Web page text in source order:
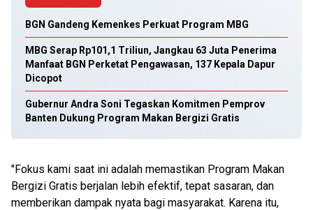
BGN Gandeng Kemenkes Perkuat Program MBG
MBG Serap Rp101,1 Triliun, Jangkau 63 Juta Penerima
Manfaat BGN Perketat Pengawasan, 137 Kepala Dapur
Dicopot
Gubernur Andra Soni Tegaskan Komitmen Pemprov
Banten Dukung Program Makan Bergizi Gratis
"Fokus kami saat ini adalah memastikan Program Makan
Bergizi Gratis berjalan lebih efektif, tepat sasaran, dan
memberikan dampak nyata bagi masyarakat. Karena itu,